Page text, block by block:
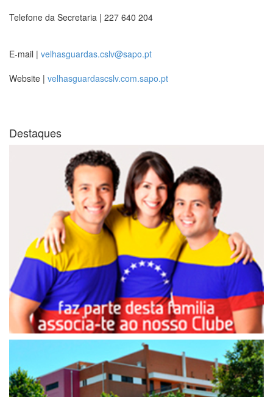
Telefone da Secretaria | 227 640 204
E-mail | velhasguardas.cslv@sapo.pt
Website | velhasguardascslv.com.sapo.pt
Destaques